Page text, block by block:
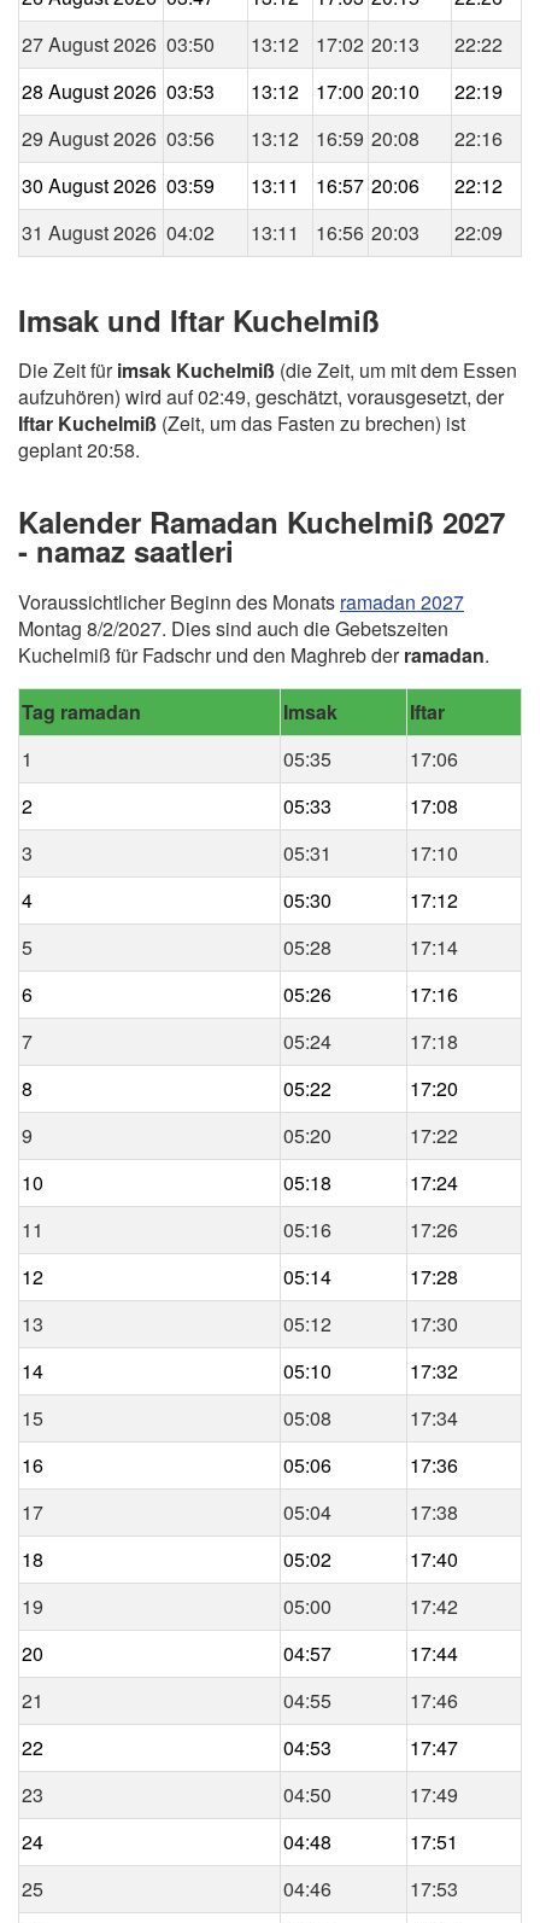
27 August 2026 03:50 13:12 17:02 20:13
22:22
28 August 2026 03:53 13:12 17:00 20:10
22:19
29 August 2026 03:56 13:12 16:59 20:08
22:16
30 August 2026 03:59 13:11 16:57 20:06
22:12
31 August 2026 04:02 13:11 16:56 20:03 22:09
Imsak und Iftar Kuchelmiß
Die Zeit fürimsak Kuchelmiß (die Zeit, um mit dem Essen
aufzuhören) wird auf 02:49, geschätzt, vorausgesetzt, der
Iftar Kuchelmiß (Zeit, um das Fasten zu brechen) ist
geplant 20:58.
Kalender Ramadan Kuchelmiß 2027
- namaz saatleri
Voraussichtlicher Beginn des Monats ramadan 2027
Montag 8/2/2027. Dies sind auch die Gebetszeiten
Kuchelmiß für Fadschr und den Maghreb derramadan.
Tag ramadan Imsak
Iftar
1
05:35
17:06
2
05:33
17:08
3
05:31
17:10
4
05:30
17:12
5
05:28
17:14
6
05:26
17:16
7
05:24
17:18
8
05:22
17:20
9
05:20
17:22
10
05:18
17:24
11
05:16
17:26
12
05:14
17:28
13
05:12
17:30
14
05:10
17:32
15
05:08
17:34
16
05:06
17:36
17
05:04
17:38
18
05:02
17:40
19
05:00
17:42
20
04:57
17:44
21
04:55
17:46
22
04:53
17:47
23
04:50
17:49
24
04:48
17:51
25
04:46
17:53